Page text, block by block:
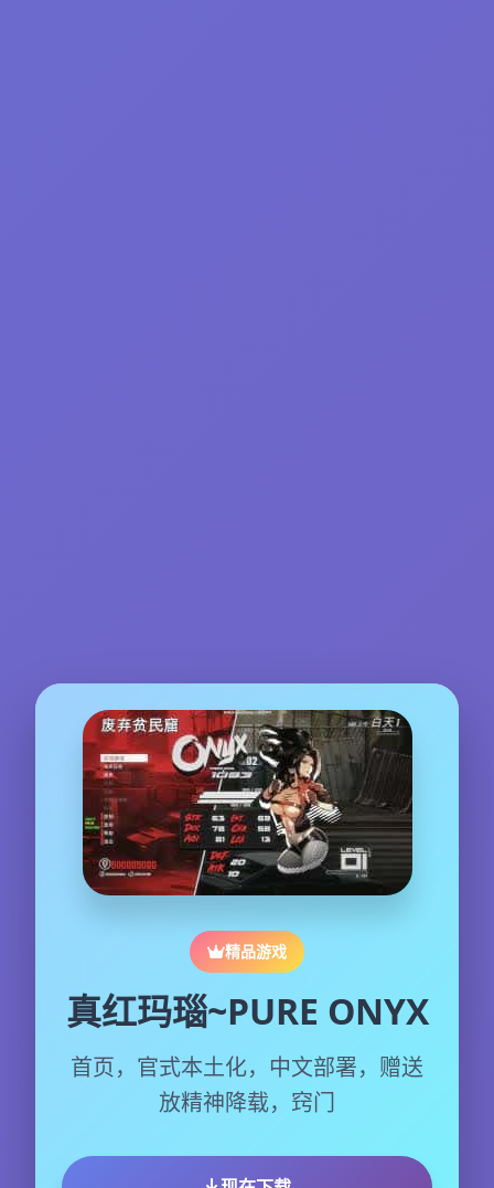
精品游戏
真红玛瑙~PURE ONYX
首页，官式本土化，中文部署，赠送
放精神降载，窍门